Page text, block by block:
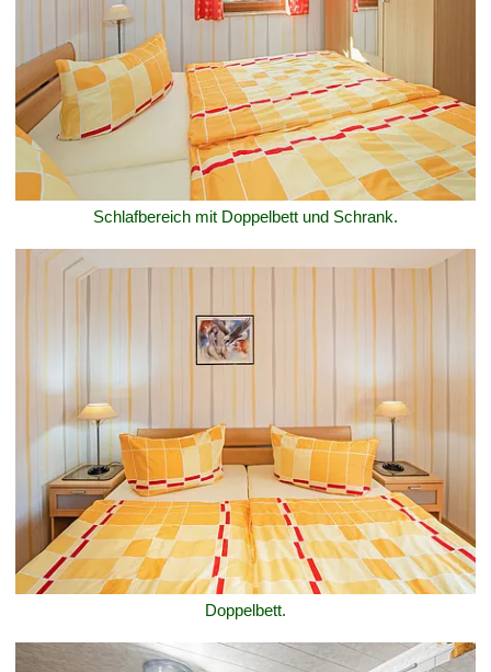
Schlafbereich mit Doppelbett und Schrank.
Doppelbett.